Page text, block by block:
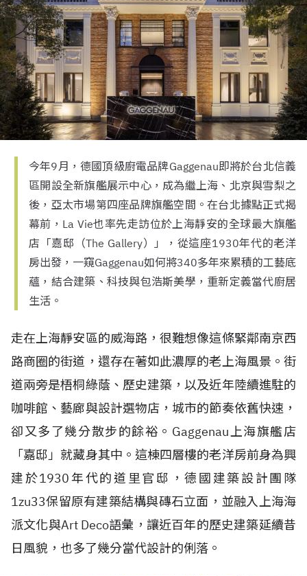
今年9月，德國頂級廚電品牌Gaggenau即將於台北信義
區開設全新旗艦展示中心，成為繼上海、北京與雪梨之
後，亞太市場第四座品牌旗艦空間。在台北據點正式揭
幕前，La Vie也率先走訪位於上海靜安的全球最大旗艦
店「嘉邸（The Gallery）」，從這座1930年代的老洋
房出發，一窺Gaggenau如何將340多年來累積的工藝底
蘊，結合建築、科技與包浩斯美學，重新定義當代廚居
生活。
走在上海靜安區的威海路，很難想像這條緊鄰南京西
路商圈的街道，還存在著如此濃厚的老上海風景。街
道兩旁是梧桐綠蔭、歷史建築，以及近年陸續進駐的
咖啡館、藝廊與設計選物店，城市的節奏依舊快速，
卻又多了幾分散步的餘裕。Gaggenau上海旗艦店
「嘉邸」就藏身其中。這棟四層樓的老洋房前身為興
建於1930年代的道里官邸，德國建築設計團隊
1zu33保留原有建築結構與磚石立面，並融入上海海
派文化與Art Deco語彙，讓近百年的歷史建築延續昔
日風貌，也多了幾分當代設計的俐落。